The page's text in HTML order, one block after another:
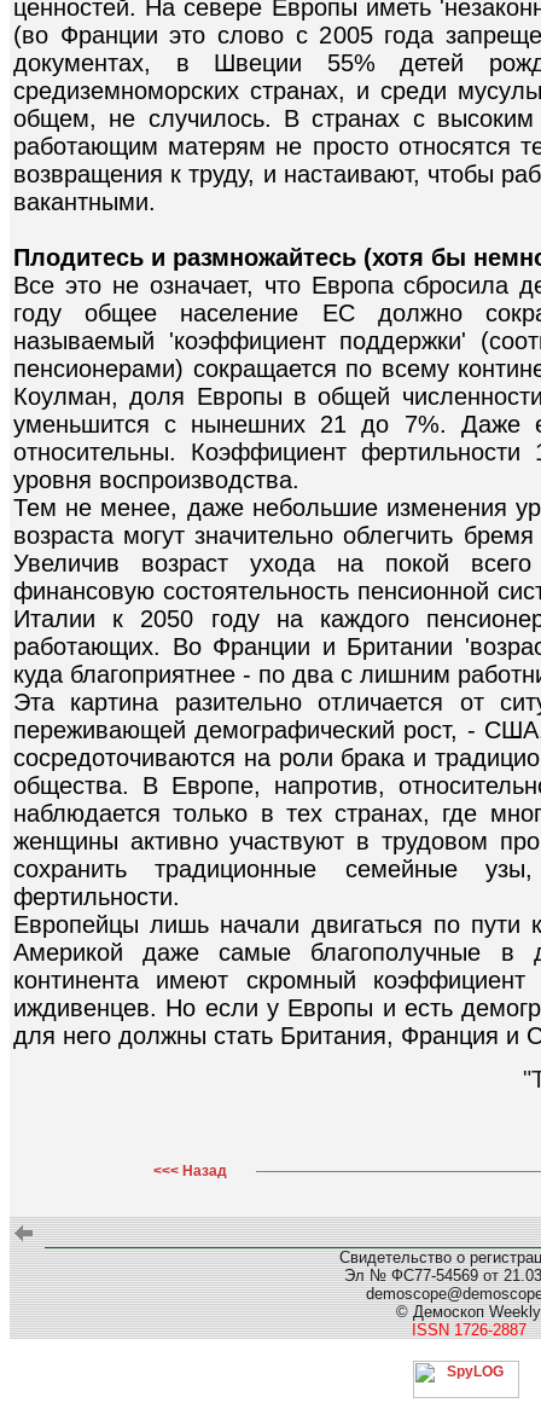
ценностей. На севере Европы иметь
(во Франции это слово с 2005 года
документах, в Швеции 55% детей
средиземноморских странах, и среди
общем, не случилось. В странах с
работающим матерям не просто относятся
возвращения к труду, и настаивают, чтобы
вакантными.
Плодитесь и размножайтесь (хотя бы
Все это не означает, что Европа сбросила
году общее население ЕС должно
называемый 'коэффициент поддержки'
пенсионерами) сокращается по всему
Коулман, доля Европы в общей
уменьшится с нынешних 21 до 7%. Даже
относительны. Коэффициент
уровня воспроизводства.
Тем не менее, даже небольшие изменения
возраста могут значительно облегчить
Увеличив возраст ухода на покой
финансовую состоятельность пенсионной
Италии к 2050 году на каждого
работающих. Во Франции и Британии
куда благоприятнее - по два с лишним
Эта картина разительно отличается от
переживающей демографический рост, -
сосредоточиваются на роли брака и
общества. В Европе, напротив,
наблюдается только в тех странах, где
женщины активно участвуют в трудовом
сохранить традиционные семейные
фертильности.
Европейцы лишь начали двигаться по
Америкой даже самые благополучные в
континента имеют скромный
иждивенцев. Но если у Европы и есть
для него должны стать Британия, Франция и
<<< Назад
Свидетельство о
Эл № ФС77-54569 от
© Демоскоп Weekly
ISSN 1726-2887